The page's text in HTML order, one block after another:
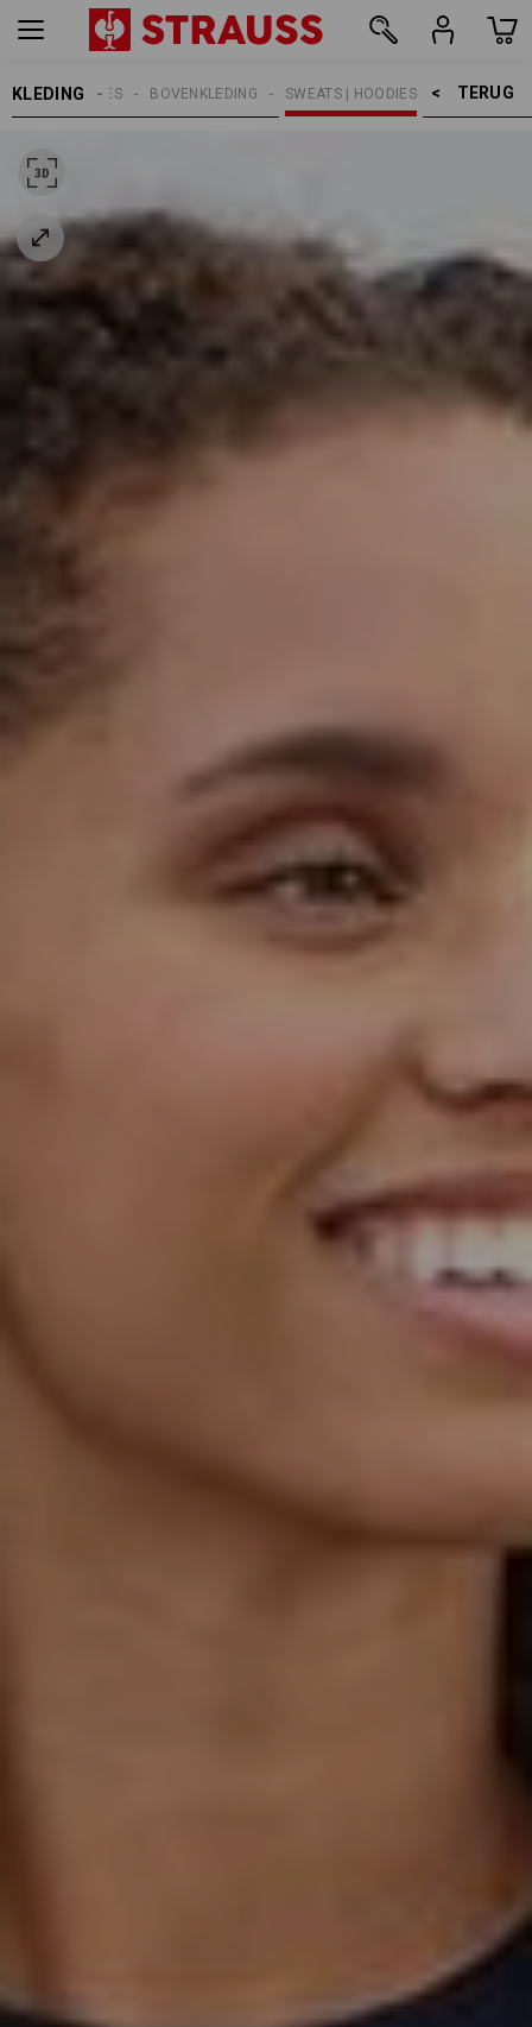
KLEDING TERUG    >
SWEATS | HOODIES
BOVENKLEDING
DAMES